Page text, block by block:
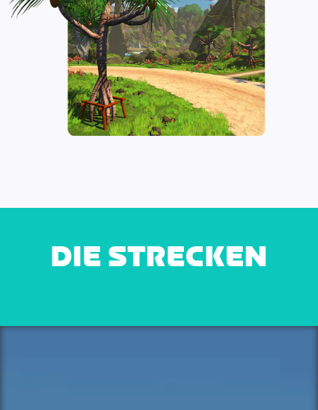
DIE STRECKEN